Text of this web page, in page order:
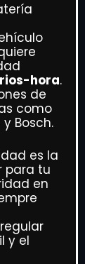
hora.
de
como
Bosch.
es la
para tu
en
y el